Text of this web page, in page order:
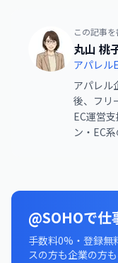
この記事を
丸山 桃
アパレル
アパレル
後、フリ
EC運営
ン・EC
@SOHOで仕
手数料0%・登録無
スの方も企業の方